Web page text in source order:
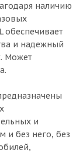
наличию
обеспечивает
и надежный
Может
и
и без него, без